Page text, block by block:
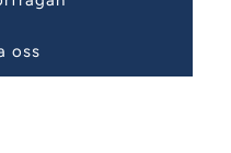
oss